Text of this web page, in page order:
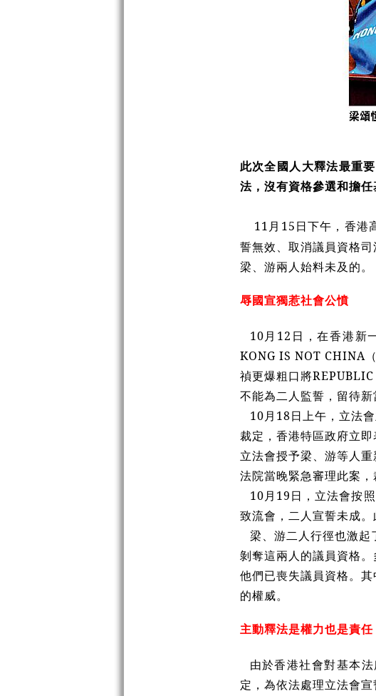
此次全國人大釋法最重
法，沒有資格參選和擔
11月15日下午，香港
誓無效、取消議員資格
梁、游兩人始料未及的。
辱國宣獨惹社會公憤
10月12日，在香港新
KONG IS NOT CHINA
禎更爆粗口將
不能為二人監誓，留待新
10月18日上午，立法
裁定，香港特區政府立
立法會授予梁、游等人
法院當晚緊急審理此案
10月19日，立法會按
致流會，二人宣誓未成
梁、游二人行徑也激
剝奪這兩人的議員資格
他們已喪失議員資格。
的權威。
主動釋法是權力也是責任
由於香港社會對基本
定，為依法處理立法會